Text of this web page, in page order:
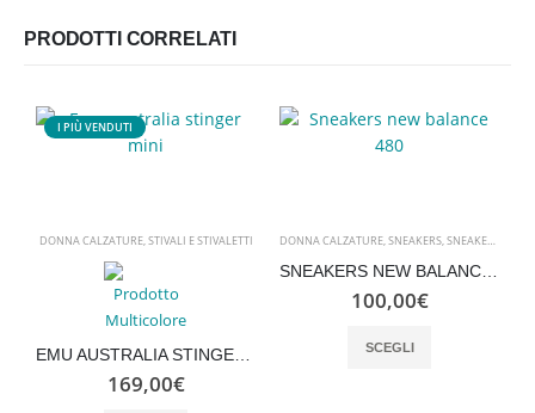
PRODOTTI CORRELATI
I PIÙ VENDUTI
DONNA CALZATURE,STIVALI E STIVALETTI
EMU AUSTRALIA STINGER MINI
169,00€
DONNA CALZATURE,SNEAKERS,SNEAKERS
SNEAKERS NEW BALANCE 480
100,00€
SCEGLI